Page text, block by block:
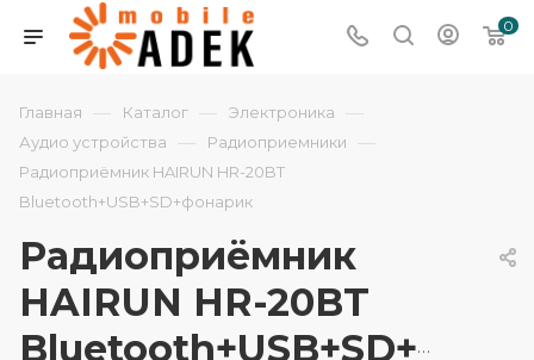
0
Главная — Каталог — Электроника —
Аудио устройства — Радиоприемники —
Радиоприёмник HAIRUN HR-20BT
Bluetooth+USB+SD+фонарик
Радиоприёмник
HAIRUN HR-20BT
Bluetooth+USB+SD+фонарик